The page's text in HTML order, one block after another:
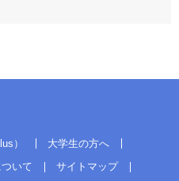
）
大学生の方へ
いて サイトマップ